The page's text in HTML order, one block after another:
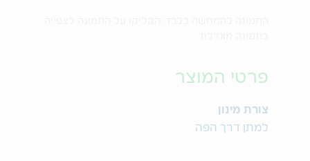
פרטי המוצר
צורת מינון
למתן דרך הפה